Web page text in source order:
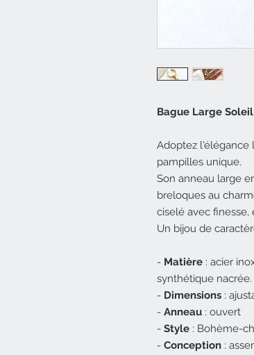
Bague Large
Adoptez l'élégance
pampilles unique.
Son anneau large
breloques au
ciselé avec
Un bijou de
- Matière : acier
synthétique nacrée.
- Dimensions :
- Anneau : ouvert
- Style : Bohème-
- Conception :